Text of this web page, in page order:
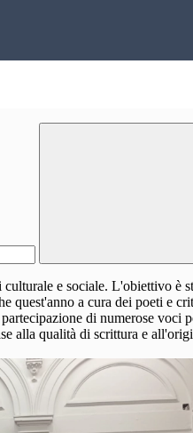
e sociale. L'obiettivo è
a cura dei poeti e
di numerose
alla qualità di scrittura e